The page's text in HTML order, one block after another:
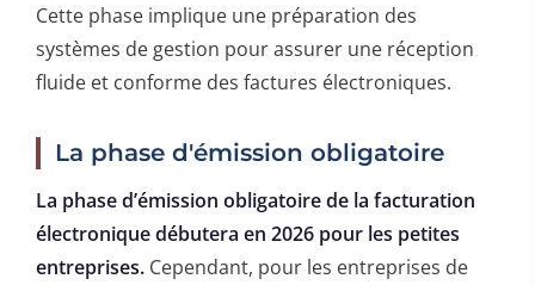
Cette phase implique une préparation des
systèmes de gestion pour assurer une réception
fluide et conforme des factures électroniques.
La phase d'émission obligatoire
La phase d’émission obligatoire de la facturation
électronique débutera en 2026 pour les petites
entreprises. Cependant, pour les entreprises de